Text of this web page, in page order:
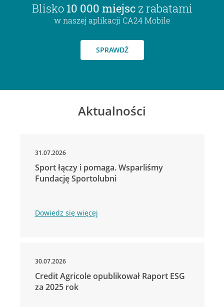
Blisko 10 000 miejsc z rabatami
w naszej aplikacji CA24 Mobile
SPRAWDŹ
Aktualności
31.07.2026
Sport łączy i pomaga. Wsparliśmy
Fundację Sportolubni
Dowiedz się więcej
30.07.2026
Credit Agricole opublikował Raport ESG
za 2025 rok